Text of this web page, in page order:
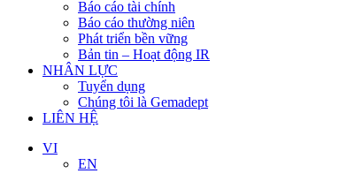
Báo cáo tài chính
Báo cáo thường niên
Phát triển bền vững
Bản tin – Hoạt động IR
NHÂN LỰC
Tuyển dụng
Chúng tôi là Gemadept
LIÊN HỆ
VI
EN